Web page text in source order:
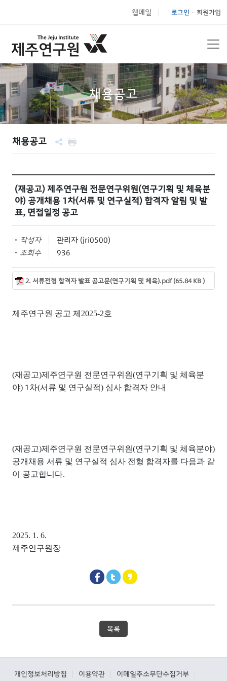
웹메일 로그인 회원가입
채용공고
채용공고
(재공고) 제주연구원 전문연구위원(연구기획 및 체육분
야) 공개채용 1차(서류 및 연구실적) 합격자 알림 및 발
표, 면접일정 공고
작성자
관리자 (jri0500)
조회수
936
2. 서류전형 합격자 발표 공고문(연구기획 및 체육).pdf (65.84 KB )
제주연구원 공고 제 2025-2호
(재공고)제주연구원 전문연구위원(연구기획 및 체육분
야) 1 차(서류 및 연구실적) 심사 합격자 안내
(재공고)제주연구원 전문연구위원(연구기획 및 체육분야)
공개채용 서류 및 연구실적 심사 전형 합격자를 다음과 같
이 공고합니다.
2025. 1. 6.
제주연구원장
목록
개인정보처리방침 이용약관 이메일주소무단수집거부